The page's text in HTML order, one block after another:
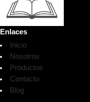
Enlaces
Inicio
Nosotros
Productos
Contacto
Blog